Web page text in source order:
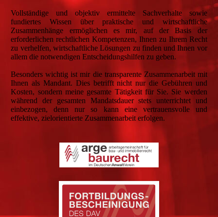
Vollständige und objektiv ermittelte Sachverhalte sowie
fundiertes Wissen über praktische und wirtschaftliche
Zusammenhänge ermöglichen es mir, auf der Basis der
erforderlichen rechtlichen Kompetenzen, Ihnen zu Ihrem Recht
zu verhelfen, wirtschaftliche Lösungen zu finden und Ihnen vor
allem die notwendigen Entscheidungshilfen zu geben.
Besonders wichtig ist mir die transparente Zusammenarbeit mit
Ihnen als Mandant. Dies betrifft nicht nur die Gebühren und
Kosten, sondern meine gesamte Tätigkeit für Sie. Sie werden
während der gesamten Mandatsdauer stets unterrichtet und
einbezogen, denn nur so kann eine vertrauensvolle und
effektive, zielorientierte Zusammenarbeit erfolgen.